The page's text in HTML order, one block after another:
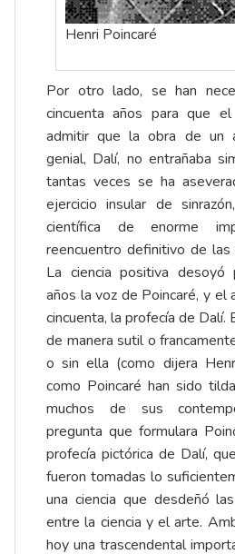
Henri Poincaré
Por otro lado, se han
cincuenta años para que
admitir que la obra de un
genial, Dalí, no entrañaba
tantas veces se ha
ejercicio insular de
científica de enorme
reencuentro definitivo de las
La ciencia positiva desoyó
años la voz de Poincaré, y el
cincuenta, la profecía de Dalí.
de manera sutil o
o sin ella (como dijera
como Poincaré han sido
muchos de sus
pregunta que formulara
profecía pictórica de Dalí,
fueron tomadas lo
una ciencia que desdeñó
entre la ciencia y el arte.
hoy una trascendental